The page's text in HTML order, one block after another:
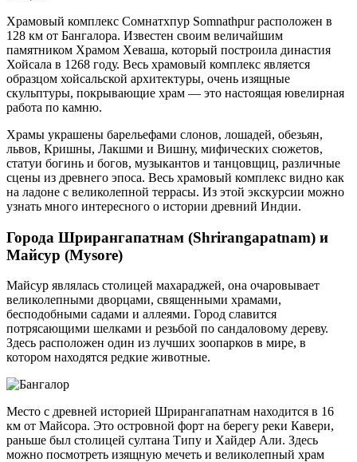
Храмовый комплекс Сомнатхпур Somnathpur расположен в
128 км от Бангалора. Известен своим величайшим
памятником Храмом Хеваша, который построила династия
Хойсала в 1268 году. Весь храмовый комплекс является
образцом хойсальской архитектуры, очень изящные
скульптуры, покрывающие храм — это настоящая ювелирная
работа по камню.
Храмы украшены барельефами слонов, лошадей, обезьян,
львов, Кришны, Лакшми и Вишну, мифических сюжетов,
статуи богинь и богов, музыкантов и танцовщиц, различные
сцены из древнего эпоса. Весь храмовый комплекс видно как
на ладоне с великолепной террасы. Из этой экскурсии можно
узнать много интересного о истории древний Индии.
Города Шрирангапатнам (Shrirangapatnam) и
Майсур (Мysore)
Майсур являлась столицей махараджей, она очаровывает
великолепными дворцами, священными храмами,
бесподобными садами и аллеями. Город славится
потрясающими шелками и резьбой по сандаловому дереву.
Здесь расположен один из лучших зоопарков в мире, в
котором находятся редкие животные.
Место с древней историей Шрирангапатнам находится в 16
км от Майсора. Это островной форт на берегу реки Кавери,
раньше был столицей султана Типу и Хайдер Али. Здесь
можно посмотреть изящную мечеть и великолепный храм